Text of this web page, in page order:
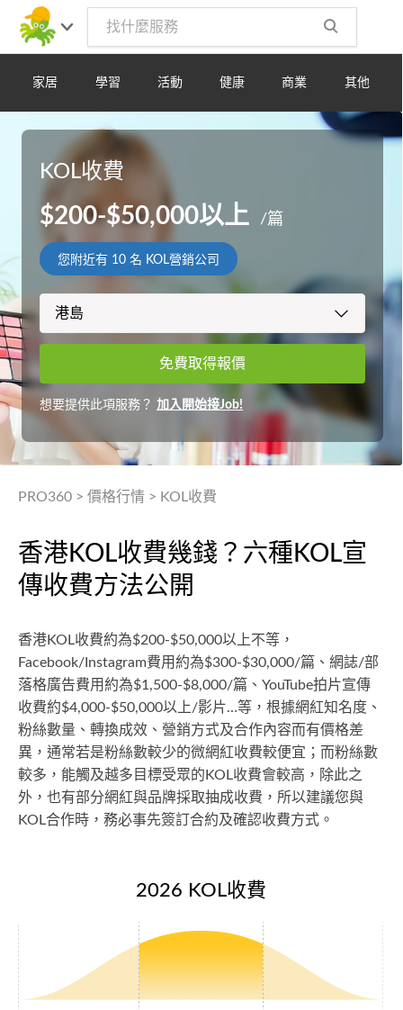
家居 學習 活動 健康 商業 其他
KOL收費
$200-$50,000以上 /篇
您附近有 10 名 KOL營銷公司
免費取得報價
想要提供此項服務？加入開始接Job!
PRO360 > 價格行情 > KOL收費
香港KOL收費幾錢？六種KOL宣
傳收費方法公開
香港KOL收費約為$200-$50,000以上不等，
Facebook/Instagram費用約為$300-$30,000/篇、網誌/部
落格廣告費用約為$1,500-$8,000/篇、YouTube拍片宣傳
收費約$4,000-$50,000以上/影片…等，根據網紅知名度、
粉絲數量、轉換成效、營銷方式及合作內容而有價格差
異，通常若是粉絲數較少的微網紅收費較便宜；而粉絲數
較多，能觸及越多目標受眾的KOL收費會較高，除此之
外，也有部分網紅與品牌採取抽成收費，所以建議您與
KOL合作時，務必事先簽訂合約及確認收費方式。
2026 KOL收費